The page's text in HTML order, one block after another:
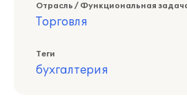
Отрасль / Функциональная
Торговля
Теги
бухгалтерия